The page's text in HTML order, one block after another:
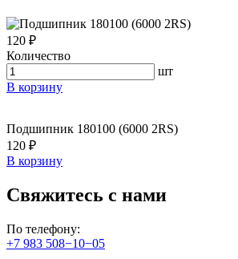
120 ₽
Количество
шт
В корзину
Подшипник 180100 (6000 2RS)
120 ₽
В корзину
Свяжитесь с нами
По телефону:
+7 983 508−10−05